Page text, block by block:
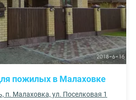
пожилых в Малаховке
п. Малаховка, ул. Поселковая 1